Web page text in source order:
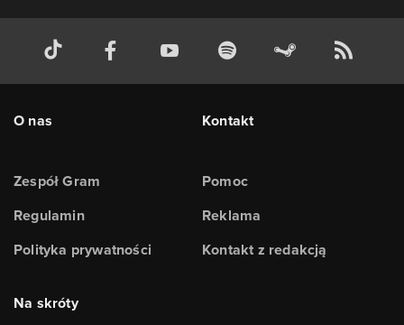
O nas
Zespół Gram
Regulamin
Polityka prywatności
Kontakt
Pomoc
Reklama
Kontakt z redakcją
Na skróty